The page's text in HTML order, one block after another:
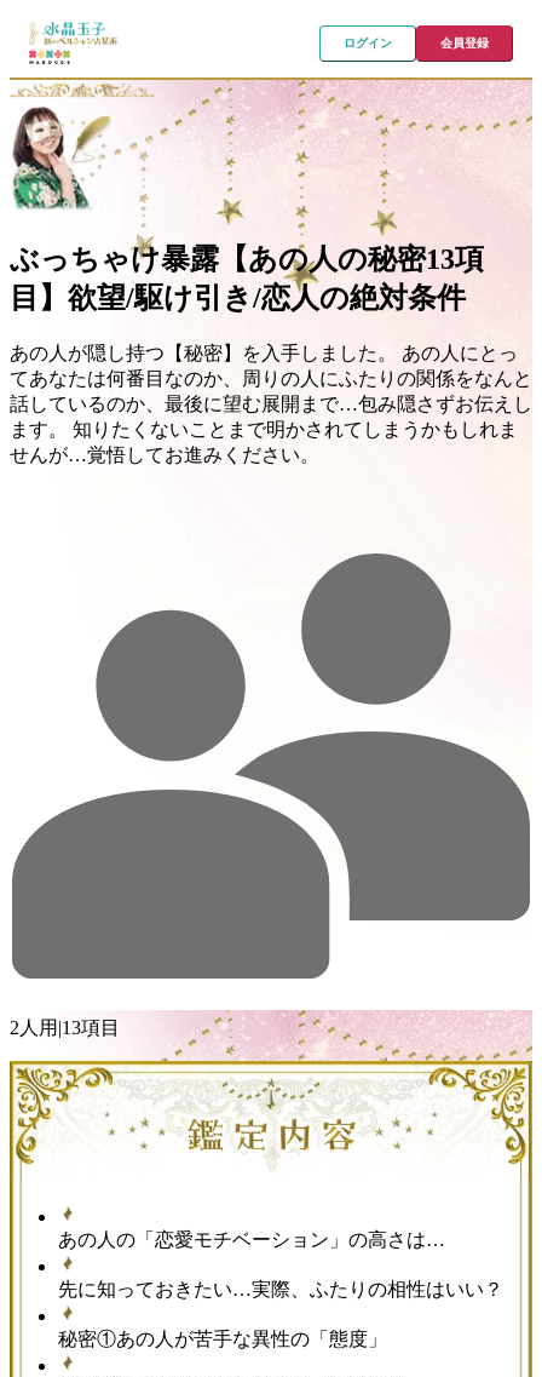
ログイン 会員登録
ぶっちゃけ暴露【あの人の秘密13項
目】欲望/駆け引き/恋人の絶対条件
あの人が隠し持つ【秘密】を入手しました。 あの人にとっ
てあなたは何番目なのか、周りの人にふたりの関係をなんと
話しているのか、最後に望む展開まで…包み隠さずお伝えし
ます。 知りたくないことまで明かされてしまうかもしれま
せんが…覚悟してお進みください。
2人用 |13項目
あの人の「恋愛モチベーション」の高さは…
先に知っておきたい…実際、ふたりの相性はいい？
秘密①あの人が苦手な異性の「態度」